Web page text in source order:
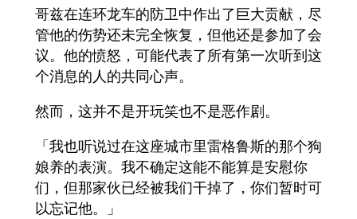
哥兹在连环龙车的防卫中作出了巨大贡献，尽
管他的伤势还未完全恢复，但他还是参加了会
议。他的愤怒，可能代表了所有第一次听到这
个消息的人的共同心声。
然而，这并不是开玩笑也不是恶作剧。
「我也听说过在这座城市里雷格鲁斯的那个狗
娘养的表演。我不确定这能不能算是安慰你
们，但那家伙已经被我们干掉了，你们暂时可
以忘记他。」